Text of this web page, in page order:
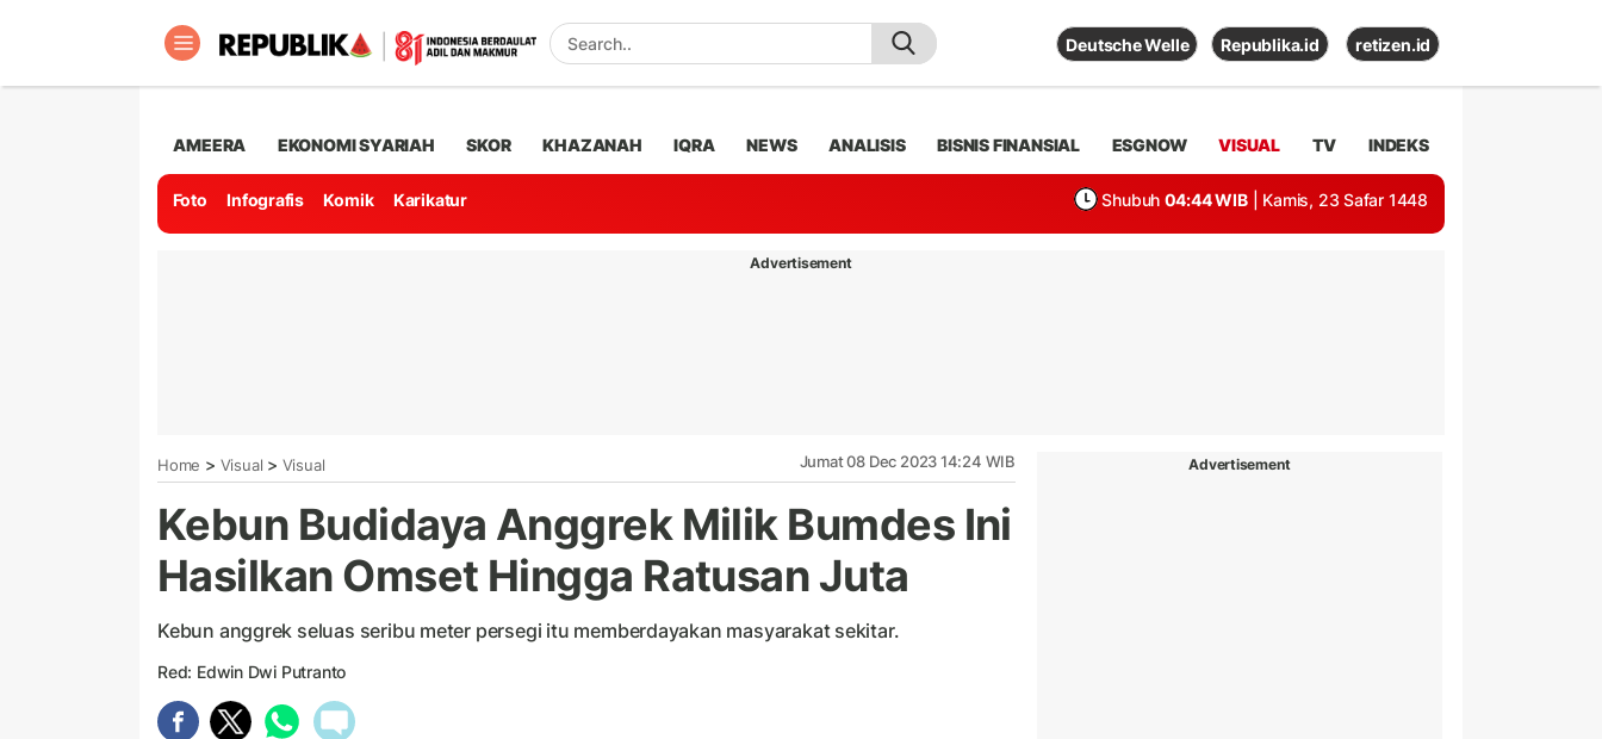
Deutsche Welle Republika.id retizen.id
AMEERA EKONOMI SYARIAH SKOR KHAZANAH IQRA NEWS ANALISIS BISNIS FINANSIAL ESGNOW VISUAL TV INDEKS
Foto Infografis Komik Karikatur Shubuh 04:44 WIB | Kamis, 23 Safar 1448
Advertisement
Home > Visual > Visual Jumat 08 Dec 2023 14:24 WIB
Kebun Budidaya Anggrek Milik Bumdes Ini
Hasilkan Omset Hingga Ratusan Juta
Kebun anggrek seluas seribu meter persegi itu memberdayakan masyarakat sekitar.
Red: Edwin Dwi Putranto
Advertisement